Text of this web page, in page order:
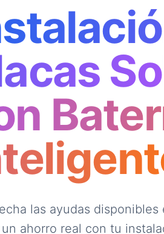
las ayudas disponibles
ahorro real con tu